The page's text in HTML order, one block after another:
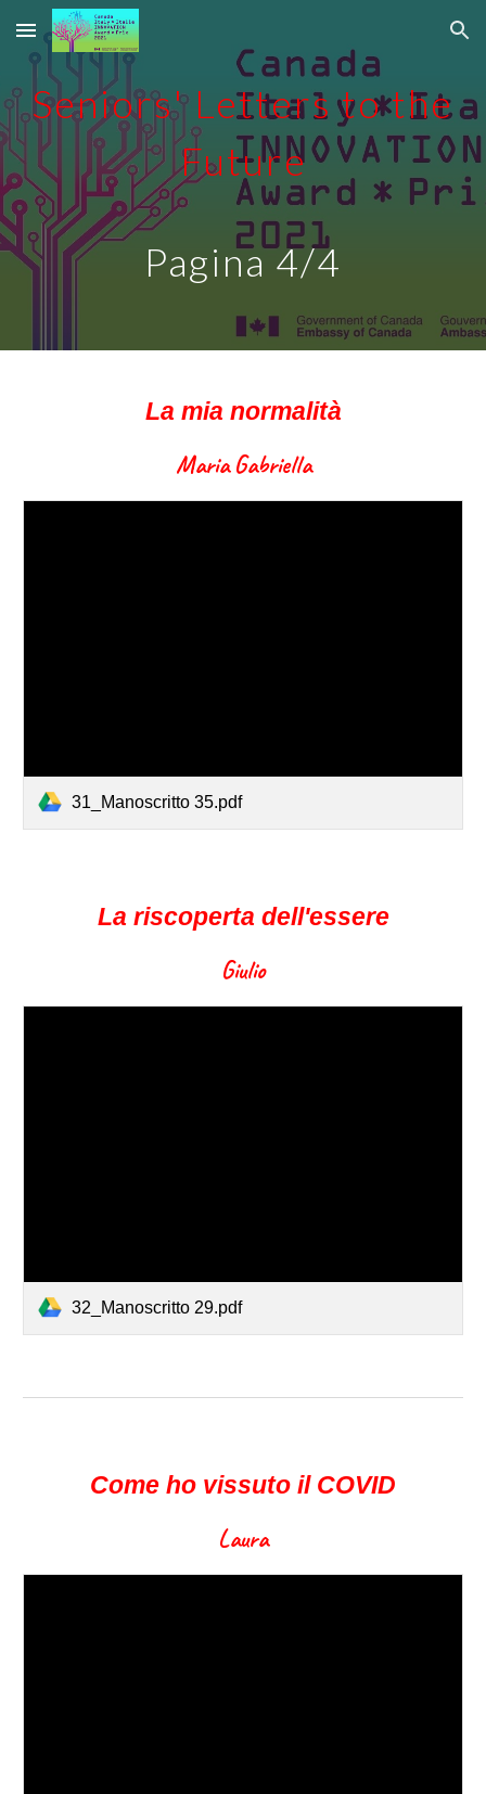
Skip to main content Skip to navigation
Seniors' Letters to the
Future
Pagina 4/4
La mia normalità
Maria Gabriella
31_Manoscritto 35.pdf
La riscoperta dell'essere
Giulio
32_Manoscritto 29.pdf
Come ho vissuto il COVID
Laura